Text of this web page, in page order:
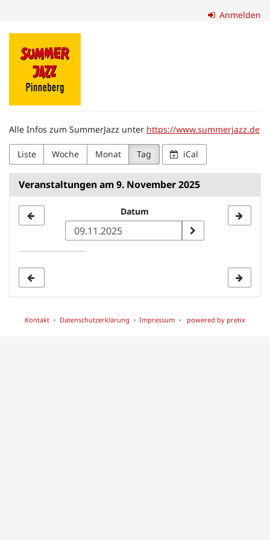
Inhalt
springen
Anmelden
Förderverein
SummerJazz
Pinneberg
e.
V.
Alle Infos zum SummerJazz unter https://www.summerjazz.de
Liste Woche Monat Tag iCal
Veranstaltungen am 9. November 2025
zur
Anzeige
Datum
Kontakt Datenschutzerklärung Impressum powered by pretix